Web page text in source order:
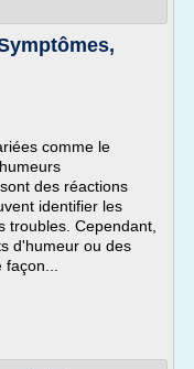
comme le
des réactions
identifier les
troubles. Cependant,
d'humeur ou des